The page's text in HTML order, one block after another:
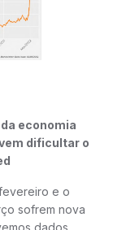
economia
dificultar o
e o
sofrem nova
dados